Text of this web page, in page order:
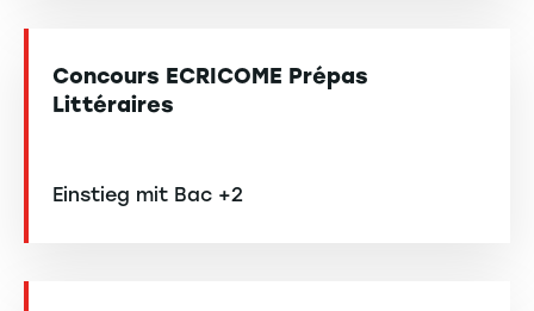
Concours ECRICOME Prépas
Littéraires
Einstieg mit Bac +2